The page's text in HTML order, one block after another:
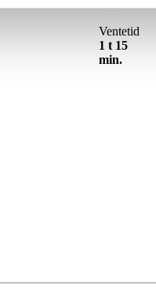
Ventetid
1 t 15
min.